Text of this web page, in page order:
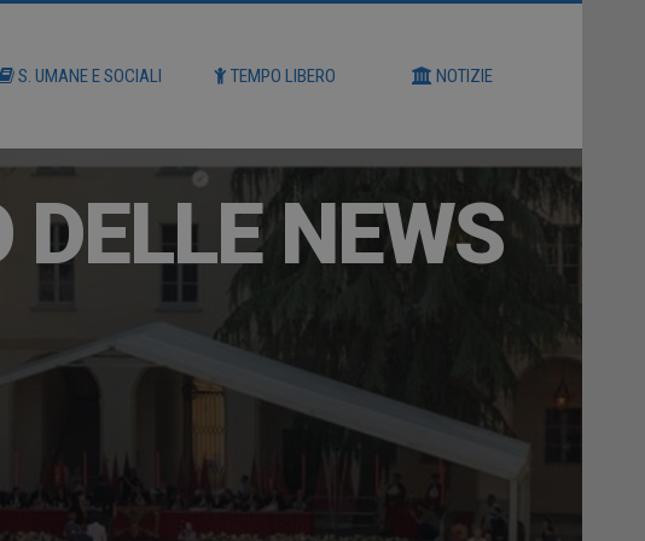
S. UMANE E SOCIALI TEMPO LIBERO NOTIZIE
NEWS